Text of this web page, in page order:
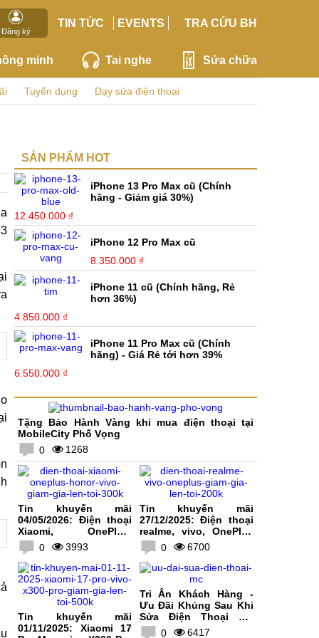
Đăng ký
TIN TỨC EVENTS TRA CỨU BH
minh Tai nghe Sửa chữa
Tuyển dụng Dạy sửa điện thoại
SẢN PHẨM HOT
iPhone 13 Pro Max cũ (Chính
hãng - Giảm giá 30%)
12.450.000 ₫
iPhone 12 Pro Max cũ
8.350.000 ₫
iPhone 11 cũ (Chính hãng, Rẻ
hơn 36%)
4.850.000 ₫
iPhone 11 Pro Max cũ (Chính
hãng) - Giá Rẻ tới hơn 39%
6.550.000 ₫
Tặng Bảo Hành Vàng khi mua điện thoại tại
MobileCity Phố Vọng
0
1268
Tin khuyến mãi
04/05/2026: Điện thoại
Xiaomi, OnePlus,
HONOR, vivo giảm giá
lên tới 300K
0 3993
Tin khuyến mãi
27/12/2025: Điện thoại
realme, vivo, OnePlus
giảm giá lên tới 200K
0 6700
Tin khuyến mãi
01/11/2025: Xiaomi 17
Tri Ân Khách Hàng -
Ưu Đãi Khủng Sau Khi
Sửa Điện Thoại Tại
MobileCity
0 6417